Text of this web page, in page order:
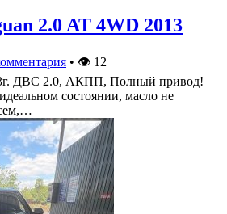
2.0 AT 4WD 2013
• 👁 12
ДВС 2.0, АКПП, Полный привод!
состоянии, масло не